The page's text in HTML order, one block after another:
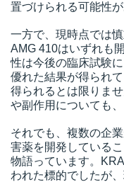
置づけられる可能性が
一方で、現時点では
AMG 410はいずれも
性は今後の臨床試験
優れた結果が得られ
得られるとは限りま
や副作用についても
それでも、複数の企
害薬を開発している
物語っています。
われた標的でしたが